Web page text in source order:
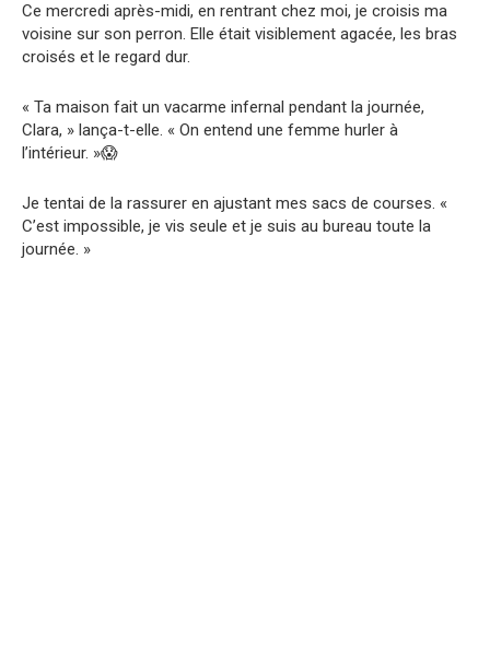
Ce mercredi après-midi, en rentrant chez moi, je croisis ma
voisine sur son perron. Elle était visiblement agacée, les bras
croisés et le regard dur.
« Ta maison fait un vacarme infernal pendant la journée,
Clara, » lança-t-elle. « On entend une femme hurler à
l’intérieur. »😱
Je tentai de la rassurer en ajustant mes sacs de courses. «
C’est impossible, je vis seule et je suis au bureau toute la
journée. »